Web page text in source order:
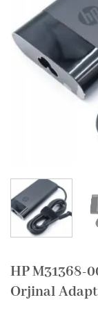
HP M31368-
Orjinal